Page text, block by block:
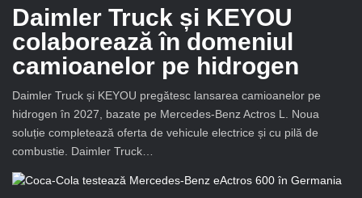
Daimler Truck și KEYOU
colaborează în domeniul
camioanelor pe hidrogen
Daimler Truck și KEYOU pregătesc lansarea camioanelor pe
hidrogen în 2027, bazate pe Mercedes-Benz Actros L. Noua
soluție completează oferta de vehicule electrice și cu pilă de
combustie. Daimler Truck…